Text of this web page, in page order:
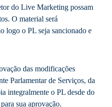
do Live Marketing possam
O material será
logo o PL seja sancionado e
das modificações
Parlamentar de Serviços, da
integralmente o PL desde do
sua aprovação.